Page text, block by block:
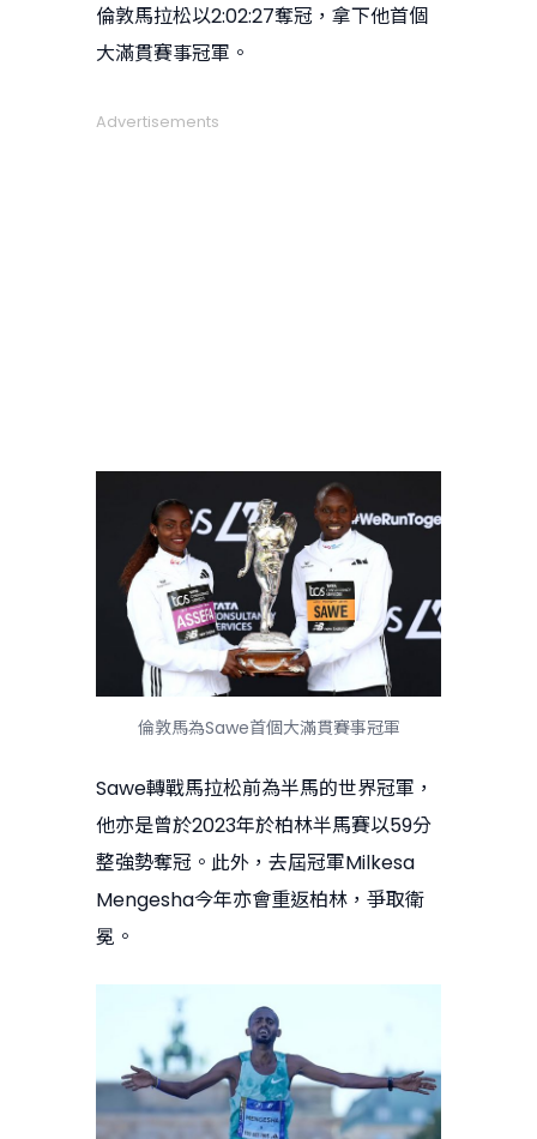
倫敦馬拉松以2:02:27奪冠，拿下他首個
大滿貫賽事冠軍。
Advertisements
倫敦馬為Sawe首個大滿貫賽事冠軍
Sawe轉戰馬拉松前為半馬的世界冠軍，
他亦是曾於2023年於柏林半馬賽以59分
整強勢奪冠。此外，去屆冠軍Milkesa
Mengesha今年亦會重返柏林，爭取衛
冕。